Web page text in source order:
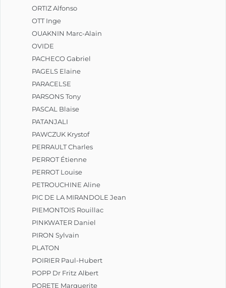
ORTIZ Alfonso
OTT Inge
OUAKNIN Marc-Alain
OVIDE
PACHECO Gabriel
PAGELS Elaine
PARACELSE
PARSONS Tony
PASCAL Blaise
PATANJALI
PAWCZUK Krystof
PERRAULT Charles
PERROT Étienne
PERROT Louise
PETROUCHINE Aline
PIC DE LA MIRANDOLE Jean
PIEMONTOIS Rouillac
PINKWATER Daniel
PIRON Sylvain
PLATON
POIRIER Paul-Hubert
POPP Dr Fritz Albert
PORETE Marguerite